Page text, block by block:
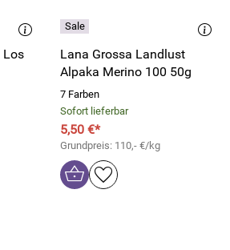
Los
Lana Grossa Landlust
Alpaka Merino 100 50g
7 Farben
Sofort lieferbar
5,50 €*
Grundpreis: 110,- €/kg